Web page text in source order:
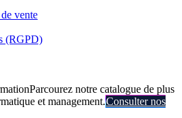
vente
(RGPD)
Parcourez notre catalogue de plus
et management.Consulter nos